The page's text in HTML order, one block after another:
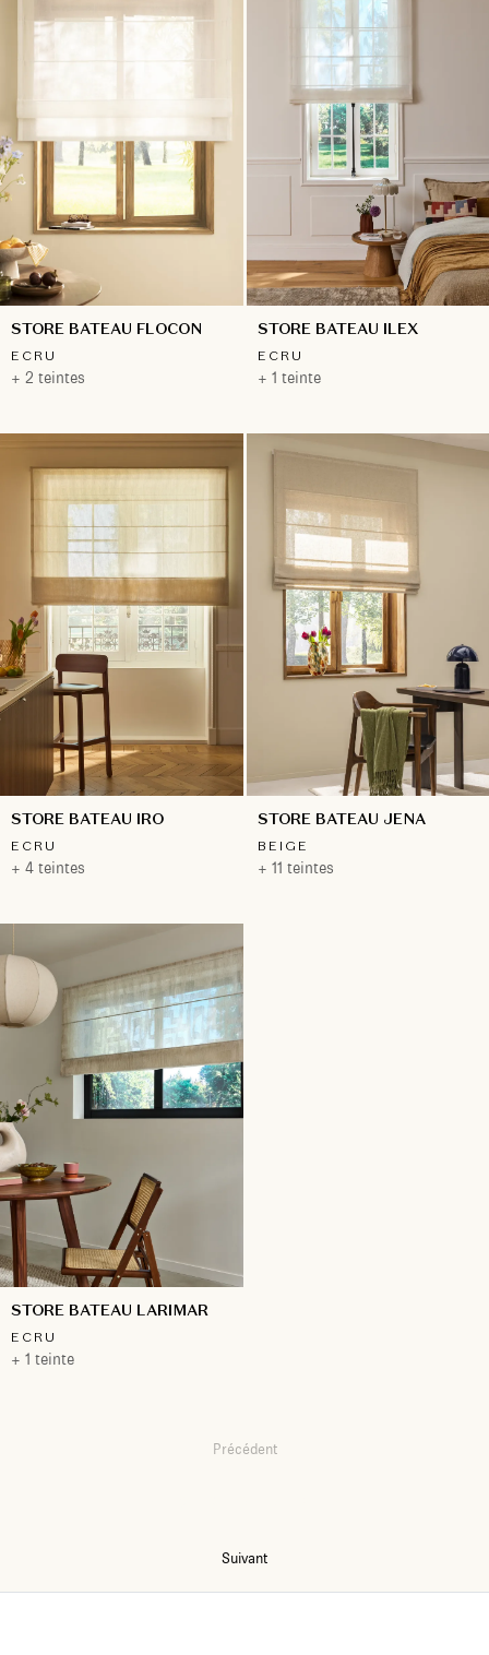
STORE BATEAU FLOCON
ECRU
+ 2 teintes
STORE BATEAU ILEX
ECRU
+ 1 teinte
STORE BATEAU IRO
ECRU
+ 4 teintes
STORE BATEAU JENA
BEIGE
+ 11 teintes
STORE BATEAU LARIMAR
ECRU
+ 1 teinte
Précédent
Suivant